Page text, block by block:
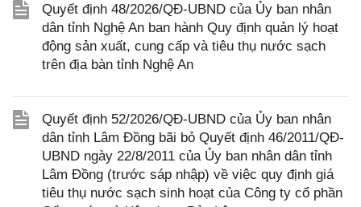
Quyết định 48/2026/QĐ-UBND của Ủy ban nhân
dân tỉnh Nghệ An ban hành Quy định quản lý hoạt
động sản xuất, cung cấp và tiêu thụ nước sạch
trên địa bàn tỉnh Nghệ An
Quyết định 52/2026/QĐ-UBND của Ủy ban nhân
dân tỉnh Lâm Đồng bãi bỏ Quyết định 46/2011/QĐ-
UBND ngày 22/8/2011 của Ủy ban nhân dân tỉnh
Lâm Đồng (trước sáp nhập) về việc quy định giá
tiêu thụ nước sạch sinh hoạt của Công ty cổ phần